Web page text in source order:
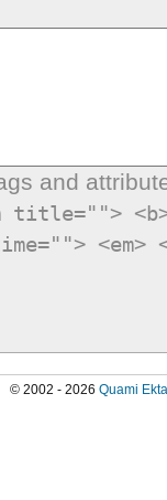
and
title="">
© 2002 - 2026 Quami